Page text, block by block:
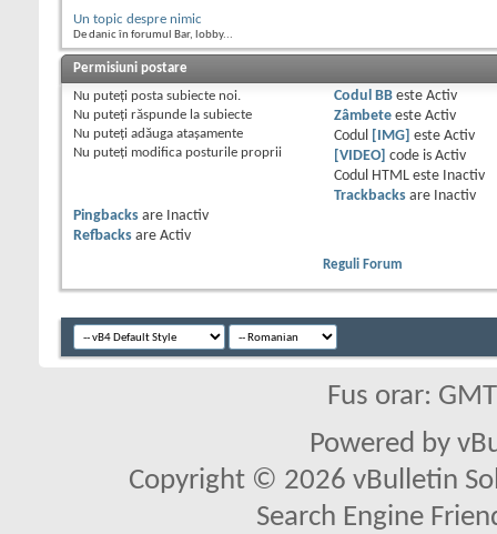
Un topic despre nimic
De danic în forumul Bar, lobby...
Permisiuni postare
Nu puteţi posta subiecte noi.
Nu puteţi răspunde la subiecte
Nu puteţi adăuga ataşamente
Nu puteţi modifica posturile proprii
Codul BBeste Activ
Zâmbeteeste Activ
Codul
[IMG] este Activ
[VIDEO] code is Activ
Codul HTML este
Inactiv
Trackbacksare
Inactiv
Pingbacks are
Inactiv
Refbacks are Activ
Reguli Forum
Fus orar:
Powered by
Copyright © 2026 vBulletin
Search Engine